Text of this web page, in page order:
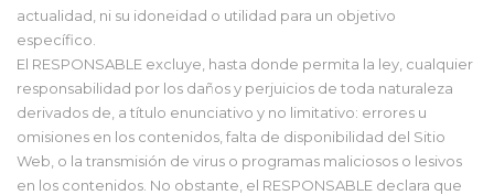
actualidad, ni su idoneidad o utilidad para un objetivo
específico.
El RESPONSABLE excluye, hasta donde permita la ley, cualquier
responsabilidad por los daños y perjuicios de toda naturaleza
derivados de, a título enunciativo y no limitativo: errores u
omisiones en los contenidos, falta de disponibilidad del Sitio
Web, o la transmisión de virus o programas maliciosos o lesivos
en los contenidos. No obstante, el RESPONSABLE declara que